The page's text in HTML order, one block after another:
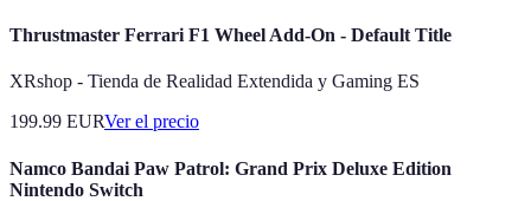
Thrustmaster Ferrari F1 Wheel Add-On - Default Title
XRshop - Tienda de Realidad Extendida y Gaming ES
199.99 EURVer el precio
Namco Bandai Paw Patrol: Grand Prix Deluxe Edition
Nintendo Switch